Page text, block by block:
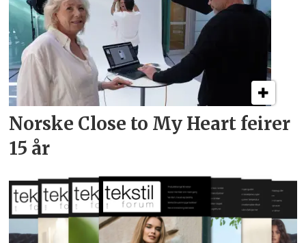
Norske Close to My Heart feirer
15 år